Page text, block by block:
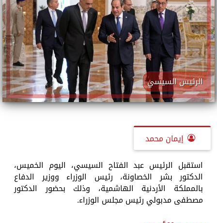
الرئيس السيسي
إيمان محمد
استقبل الرئيس عبد الفتاح السيسي، اليوم الخميس،
الدكتور بشر الخصاونة، رئيس الوزراء ووزير الدفاع
بالمملكة الأردنية الهاشمية، وذلك بحضور الدكتور
مصطفى مدبولي رئيس مجلس الوزراء.